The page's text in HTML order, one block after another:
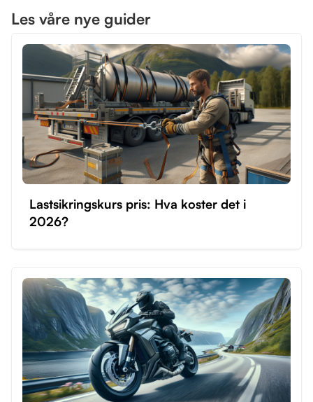
Ja, du kan ta kjøretimer privat, men det er noen
regler som må følges. Først må du ha gjennomført
kan begynne øvelseskjøring når du er 16.
Ledsageren som veileder deg, må være over 25 år
og ha hatt førerkort for klasse B i minst fem år.
Øvelseskjøring privat kan være kostnadseffektivt og
gir fleksibilitet, men det er viktig at både du og den
ansvarlige er i stand til å kjøre trygt. Det anbefales å
starte opplæringen hos en trafikkskole for å få en
solid grunnopplæring før du begynner privat kjøring.
Les våre nye guider
Lastsikringskurs pris: Hva koster det i
2026?